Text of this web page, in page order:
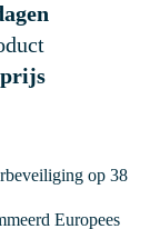
op 38
Europees